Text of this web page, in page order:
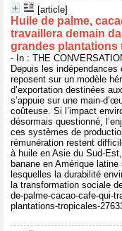
[article]
Huile de palme,
travaillera demain
grandes plantations
- In : THE
Depuis les
reposent sur un modèle
d’exportation destinées
s’appuie sur une main-
coûteuse. Si l’impact
désormais questionné,
ces systèmes de
rémunération restent
à huile en Asie du Sud-
banane en Amérique
lesquelles la durabilité
la transformation sociale
de-palme-cacao-cafe-qui-
plantations-tropicales-